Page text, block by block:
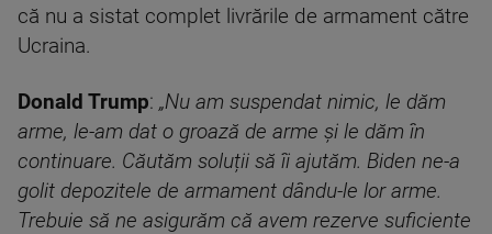
că nu a sistat complet livrările de armament către
Ucraina.
Donald Trump: „Nu am suspendat nimic, le dăm
arme, le-am dat o groază de arme și le dăm în
continuare. Căutăm soluții să îi ajutăm. Biden ne-a
golit depozitele de armament dându-le lor arme.
Trebuie să ne asigurăm că avem rezerve suficiente